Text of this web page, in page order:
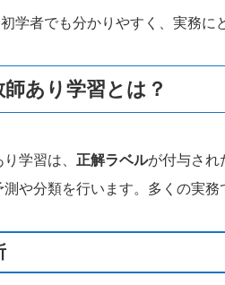
初学者でも分かりやすく、実務に
師あり学習とは？
学習は、 正解ラベルが付与され
測や分類を行います。多くの実務